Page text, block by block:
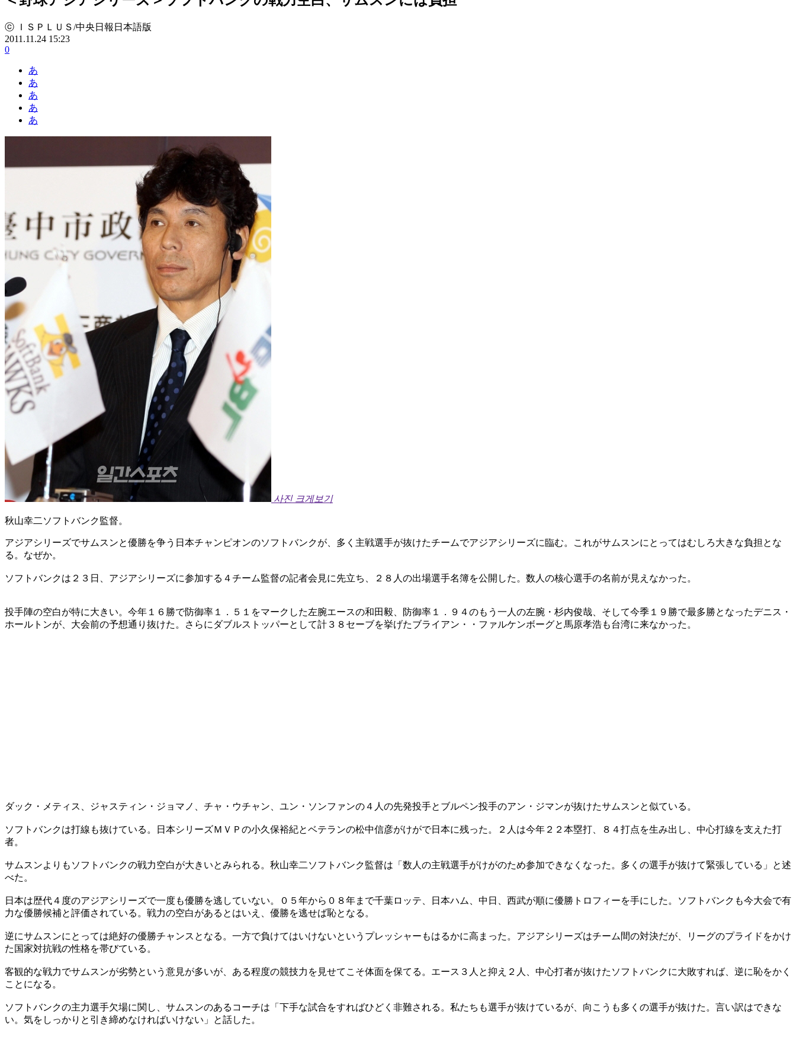
ⓒ ＩＳＰＬＵＳ/中央日報日本語版
2011.11.24 15:23
0
あ
あ
あ
あ
あ
사진 크게보기
秋山幸二ソフトバンク監督。
アジアシリーズでサムスンと優勝を争う日本チャンピオンのソフトバンクが、多く主戦選手が抜けたチームでアジアシリーズに臨む。これがサムスンにとってはむしろ大きな負担とな
る。なぜか。
ソフトバンクは２３日、アジアシリーズに参加する４チーム監督の記者会見に先立ち、２８人の出場選手名簿を公開した。数人の核心選手の名前が見えなかった。
投手陣の空白が特に大きい。今年１６勝で防御率１．５１をマークした左腕エースの和田毅、防御率１．９４のもう一人の左腕・杉内俊哉、そして今季１９勝で最多勝となったデニス・
ホールトンが、大会前の予想通り抜けた。さらにダブルストッパーとして計３８セーブを挙げたブライアン・・ファルケンボーグと馬原孝浩も台湾に来なかった。
ダック・メティス、ジャスティン・ジョマノ、チャ・ウチャン、ユン・ソンファンの４人の先発投手とブルペン投手のアン・ジマンが抜けたサムスンと似ている。
ソフトバンクは打線も抜けている。日本シリーズＭＶＰの小久保裕紀とベテランの松中信彦がけがで日本に残った。２人は今年２２本塁打、８４打点を生み出し、中心打線を支えた打
者。
サムスンよりもソフトバンクの戦力空白が大きいとみられる。秋山幸二ソフトバンク監督は「数人の主戦選手がけがのため参加できなくなった。多くの選手が抜けて緊張している」と述
べた。
日本は歴代４度のアジアシリーズで一度も優勝を逃していない。０５年から０８年まで千葉ロッテ、日本ハム、中日、西武が順に優勝トロフィーを手にした。ソフトバンクも今大会で有
力な優勝候補と評価されている。戦力の空白があるとはいえ、優勝を逃せば恥となる。
逆にサムスンにとっては絶好の優勝チャンスとなる。一方で負けてはいけないというプレッシャーもはるかに高まった。アジアシリーズはチーム間の対決だが、リーグのプライドをかけ
た国家対抗戦の性格を帯びている。
客観的な戦力でサムスンが劣勢という意見が多いが、ある程度の競技力を見せてこそ体面を保てる。エース３人と抑え２人、中心打者が抜けたソフトバンクに大敗すれば、逆に恥をかく
ことになる。
ソフトバンクの主力選手欠場に関し、サムスンのあるコーチは「下手な試合をすればひどく非難される。私たちも選手が抜けているが、向こうも多くの選手が抜けた。言い訳はできな
い。気をしっかりと引き締めなければいけない」と話した。